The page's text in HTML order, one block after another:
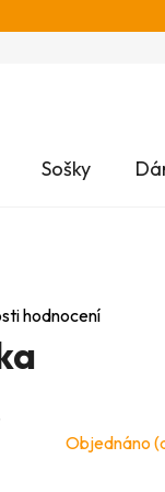
Sošky
hodnocení
Objednáno